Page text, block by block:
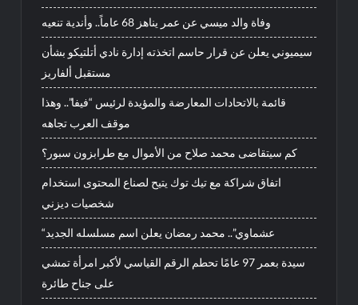
وفاة والد ميسي عن عمر يناهز 68 عاماً.. وأندية تنعيه
سيميوني يعلن عن قرار حاسم اتخذته إدارة نادي أتلتيكو بشأن
مستقبل ألفاريز
قائمة بالاتحادات المعارضة والمؤيدة لرئيس “فيفا”.. وهذا
موقف العرب تجاهه
كم سيتقاضى محمد صلاح من الأموال مع طرابزون سبور؟
اتفاق شراكة مع تيك توك يتيح لصناع المحتوى استخدام
شخصيات ديزني
“عشماوي”.. محمد رمضان يعلن اسم مسلسله الجديد
سيدة بعمر 97 عامًا تحطم الرقم القياسي لأكبر امرأة تمشي
على جناح طائرة